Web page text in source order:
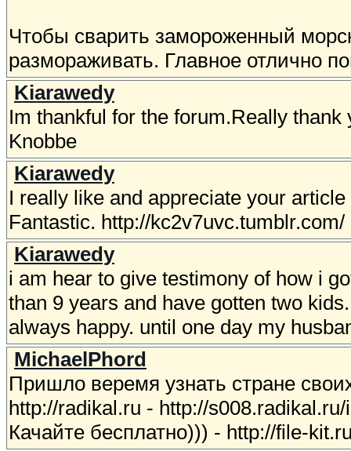
Чтобы сварить замороженный
размораживать. Главное отлично
Kiarawedy
Im thankful for the forum.Really
Knobbe
Kiarawedy
I really like and appreciate your
Fantastic. http://kc2v7uvc.tumblr.com/
Kiarawedy
i am hear to give testimony of how i
than 9 years and have gotten two
always happy. until one day my
MichaelPhord
Пришло веремя узнать стране
http://radikal.ru - http://
Качайте бесплатно))) - http://file-